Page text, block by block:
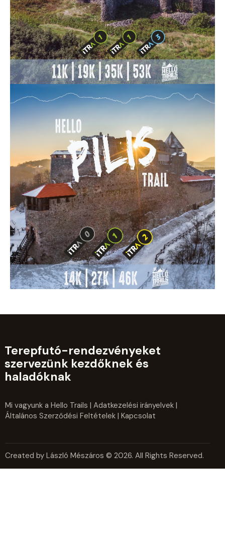
Terepfutó-rendezvényeket
szervezünk kezdőknek és
haladóknak
Mi vagyunk a Hello Trails | Adatkezelési irányelvek |
Általános Szerződési Feltételek | Kapcsolat
Created by László Mészáros © 2026. All Rights Reserved.